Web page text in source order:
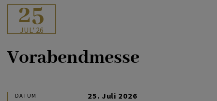
PFARRE & GRUPPEN
25
JUL' 26
Vorabendmesse
DATUM 25. Juli 2026